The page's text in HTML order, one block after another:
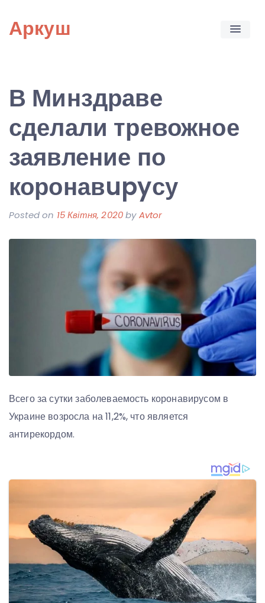
content
Аркуш
В Минздраве
сделали тревожное
заявление по
коронавupyсу
Posted on 15 Квітня, 2020byAvtor
Всего за сутки заболеваемость коронавирусом в
Украине возросла на 11,2%, что является
антирекордом.